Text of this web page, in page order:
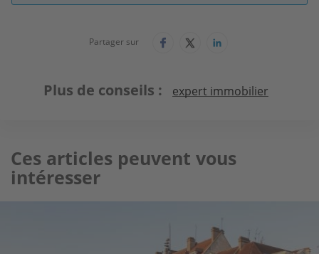
Partager sur
Plus de conseils expert immobilier
Ces articles peuvent vous
intéresser